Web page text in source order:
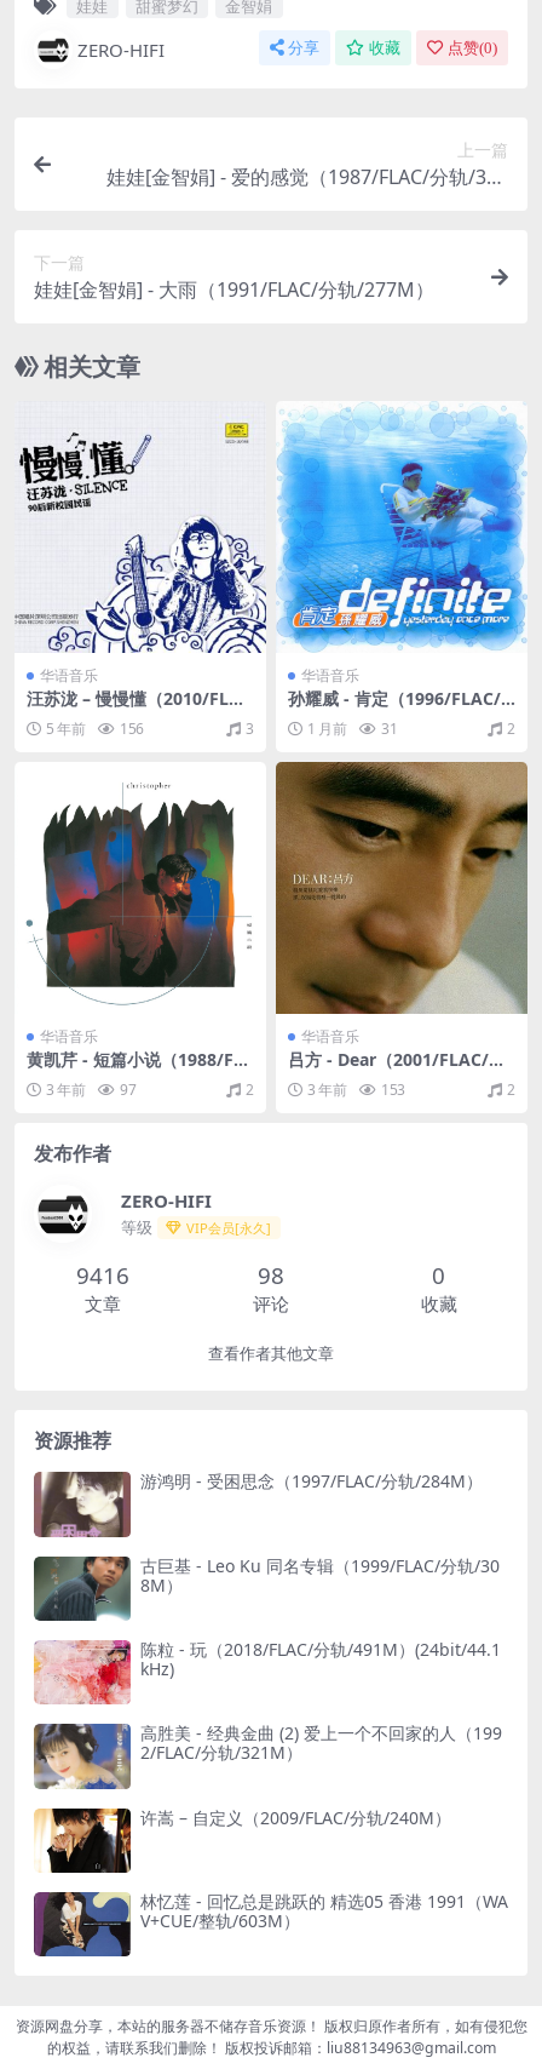
娃娃 甜蜜梦幻 金智娟
ZERO-HIFI 分享 收藏 点赞(0)
上一篇
娃娃[金智娟] - 爱的感觉（1987/FLAC/分轨/305
下一篇
娃娃[金智娟] - 大雨（1991/FLAC/分轨/277M）
相关文章
华语音乐
汪苏泷 – 慢慢懂（2010/FLA
C/分轨/515M）
5 年前 156 3
华语音乐
孙耀威 - 肯定（1996/FLAC/
分轨/391M）
1 月前 31 2
华语音乐
黄凯芹 - 短篇小说（1988/FL
AC/分轨/305M）
3 年前 97 2
华语音乐
吕方 - Dear（2001/FLAC/分
轨/259M）
3 年前 153 2
发布作者
ZERO-HIFI
等级 VIP会员[永久]
9416
文章
98
评论
0
收藏
查看作者其他文章
资源推荐
游鸿明 - 受困思念（1997/FLAC/分轨/284M）
古巨基 - Leo Ku 同名专辑（1999/FLAC/分轨/30
8M）
陈粒 - 玩（2018/FLAC/分轨/491M）(24bit/44.1
kHz)
高胜美 - 经典金曲 (2) 爱上一个不回家的人（199
2/FLAC/分轨/321M）
许嵩 – 自定义（2009/FLAC/分轨/240M）
林忆莲 - 回忆总是跳跃的 精选05 香港 1991（WA
V+CUE/整轨/603M）
资源网盘分享，本站的服务器不储存音乐资源！ 版权归原作者所有，如有侵犯您
的权益，请联系我们删除！ 版权投诉邮箱：liu88134963@gmail.com